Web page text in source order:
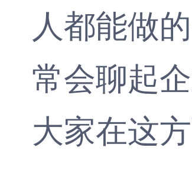
人都能做
常会聊起
大家在这